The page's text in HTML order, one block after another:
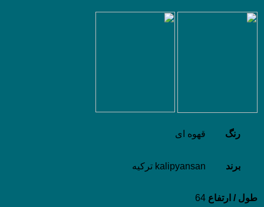
رنگ قهوه ای
برند kalipyansan ترکیه
طول / ارتفاع 64